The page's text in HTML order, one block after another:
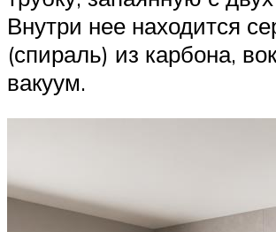
Внутри нее находится
(спираль) из карбона,
вакуум.